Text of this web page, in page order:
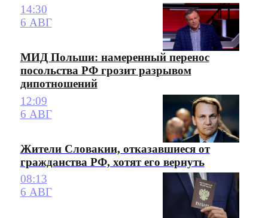
14:30
6 АВГ
МИД Польши: намеренный перенос
посольства РФ грозит разрывом
дипотношений
12:09
6 АВГ
Жители Словакии, отказавшиеся от
гражданства РФ, хотят его вернуть
08:13
6 АВГ